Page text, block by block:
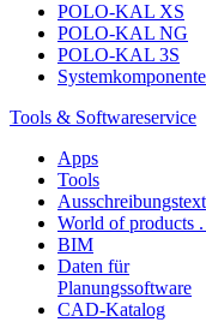
POLO-KAL XS
POLO-KAL NG
POLO-KAL 3S
Tools & Softwareservice
Apps
Tools
World of products
BIM
Daten für
Planungssoftware
CAD-Katalog